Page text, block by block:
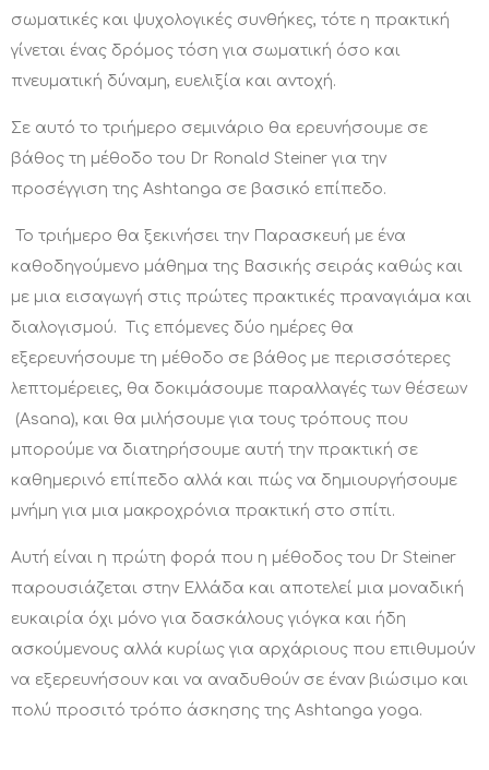
σωματικές και ψυχολογικές συνθήκες, τότε η πρακτική
γίνεται ένας δρόμος τόση για σωματική όσο και
πνευματική δύναμη, ευελιξία και αντοχή.
Σε αυτό το τριήμερο σεμινάριο θα ερευνήσουμε σε
βάθος τη μέθοδο του Dr Ronald Steiner για την
προσέγγιση της Ashtanga σε βασικό επίπεδο.
Το τριήμερο θα ξεκινήσει την Παρασκευή με ένα
καθοδηγούμενο μάθημα της Βασικής σειράς καθώς και
με μια εισαγωγή στις πρώτες πρακτικές πραναγιάμα και
διαλογισμού. Τις επόμενες δύο ημέρες θα
εξερευνήσουμε τη μέθοδο σε βάθος με περισσότερες
λεπτομέρειες, θα δοκιμάσουμε παραλλαγές των θέσεων
(Asana), και θα μιλήσουμε για τους τρόπους που
μπορούμε να διατηρήσουμε αυτή την πρακτική σε
καθημερινό επίπεδο αλλά και πώς να δημιουργήσουμε
μνήμη για μια μακροχρόνια πρακτική στο σπίτι.
Αυτή είναι η πρώτη φορά που η μέθοδος του Dr Steiner
παρουσιάζεται στην Ελλάδα και αποτελεί μια μοναδική
ευκαιρία όχι μόνο για δασκάλους γιόγκα και ήδη
ασκούμενους αλλά κυρίως για αρχάριους που επιθυμούν
να εξερευνήσουν και να αναδυθούν σε έναν βιώσιμο και
πολύ προσιτό τρόπο άσκησης της Ashtanga yoga.